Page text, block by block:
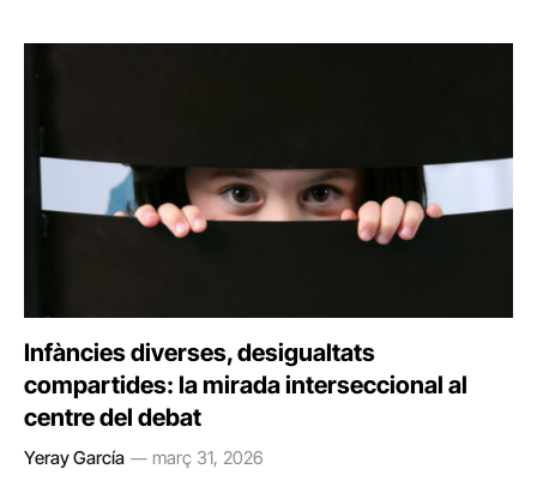
Infàncies diverses, desigualtats
compartides: la mirada interseccional al
centre del debat
Yeray García març 31, 2026